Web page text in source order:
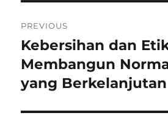
pos
PREVIOUS
Previous
post:
Kebersihan dan
Membangun
yang Berkelanjutan